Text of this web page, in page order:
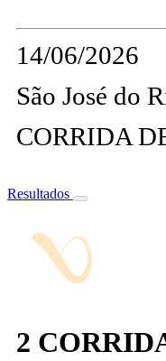
14/06/2026
São José do
CORRIDA
Resultados
2